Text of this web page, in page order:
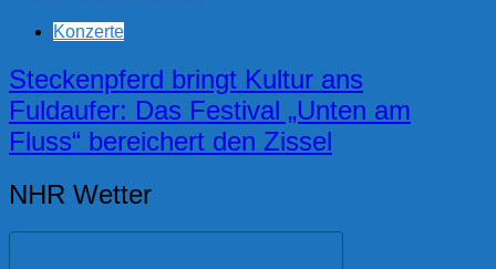
Konzerte
Steckenpferd bringt Kultur ans
Fuldaufer: Das Festival „Unten am
Fluss“ bereichert den Zissel
NHR Wetter